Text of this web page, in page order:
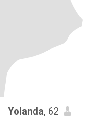
Yolanda, 62